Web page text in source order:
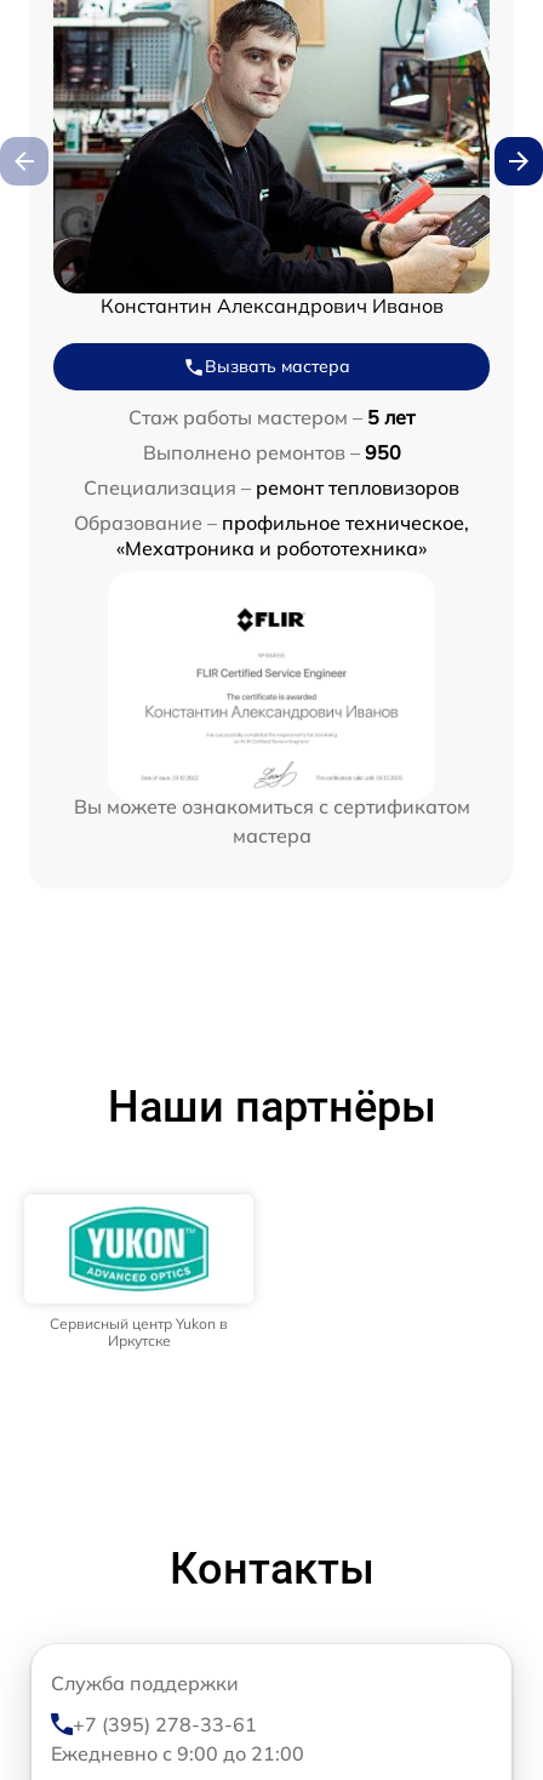
Константин Александрович Иванов
Вызвать мастера
Стаж работы мастером – 5 лет
Выполнено ремонтов – 950
Специализация – ремонт тепловизоров
Образование – профильное техническое,
«Мехатроника и робототехника»
Вы можете ознакомиться с сертификатом
мастера
Наши партнёры
Сервисный центр Yukon в
Иркутске
Контакты
Служба поддержки
+7 (395) 278-33-61
Ежедневно с 9:00 до 21:00